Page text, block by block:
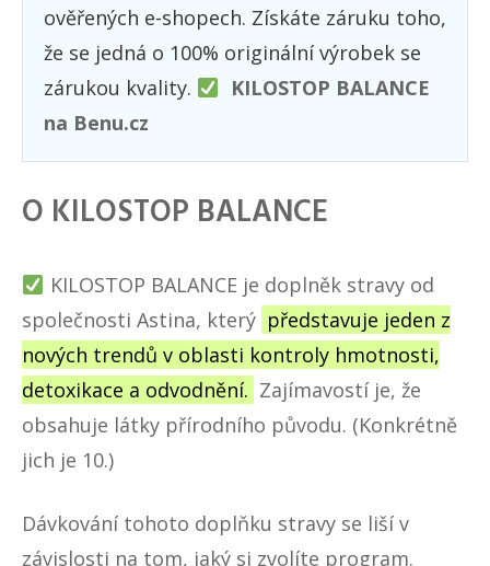
ověřených e-shopech. Získáte záruku toho,
že se jedná o 100% originální výrobek se
zárukou kvality.
KILOSTOP BALANCE
na Benu.cz
O KILOSTOP BALANCE
KILOSTOP BALANCEje doplněk stravy od
společnosti Astina, který představuje jeden z
nových trendů v oblasti kontroly hmotnosti,
detoxikace a odvodnění. Zajímavostí je, že
obsahuje látky přírodního původu. (Konkrétně
jich je 10.)
Dávkování tohoto doplňku stravy se liší v
závislosti na tom, jaký si zvolíte program.